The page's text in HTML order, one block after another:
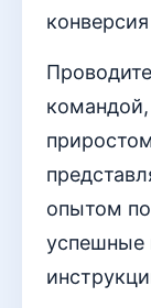
опытом
успешные